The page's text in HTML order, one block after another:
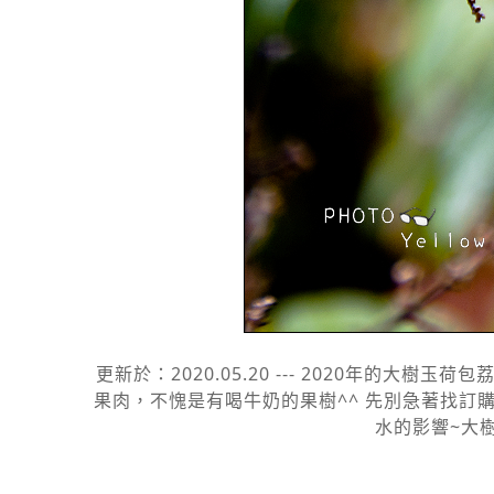
更新於：2020.05.20 --- 2020年的大樹玉荷包
果肉，不愧是有喝牛奶的果樹^^ 先別急著找訂
水的影響~大